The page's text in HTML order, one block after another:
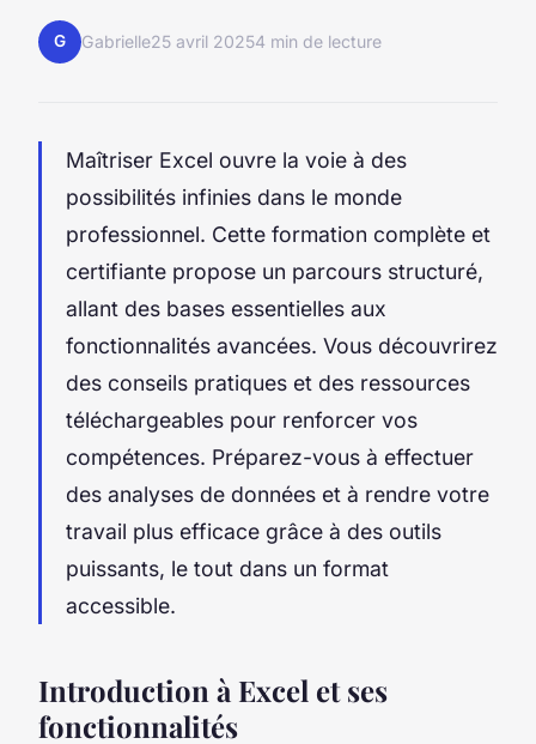
G Gabrielle25 avril 20254 min de lecture
Maîtriser Excel ouvre la voie à des
possibilités infinies dans le monde
professionnel. Cette formation complète et
certifiante propose un parcours structuré,
allant des bases essentielles aux
fonctionnalités avancées. Vous découvrirez
des conseils pratiques et des ressources
téléchargeables pour renforcer vos
compétences. Préparez-vous à effectuer
des analyses de données et à rendre votre
travail plus efficace grâce à des outils
puissants, le tout dans un format
accessible.
Introduction à Excel et ses
fonctionnalités